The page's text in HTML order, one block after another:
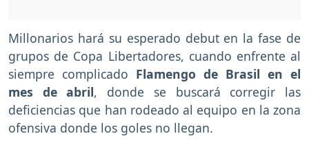
Millonarios hará su esperado debut en la fase de
grupos de Copa Libertadores, cuando enfrente al
siempre complicado Flamengo de Brasil en el
mes de abril, donde se buscará corregir las
deficiencias que han rodeado al equipo en la zona
ofensiva donde los goles no llegan.